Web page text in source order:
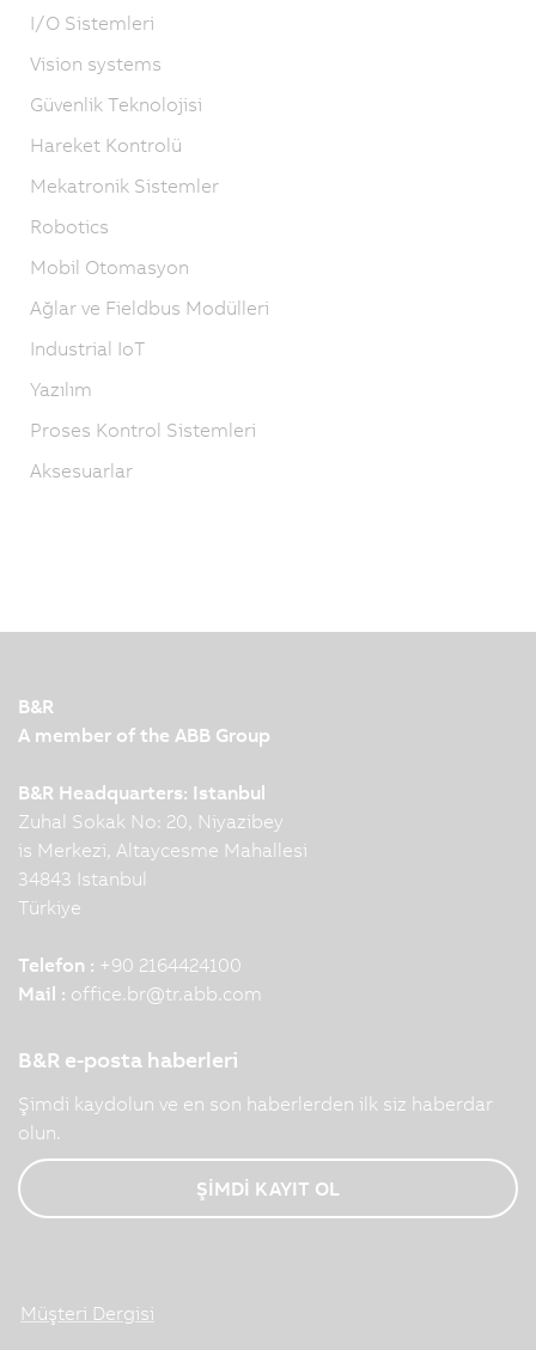
I/O Sistemleri
Vision systems
Güvenlik Teknolojisi
Hareket Kontrolü
Mekatronik Sistemler
Robotics
Mobil Otomasyon
Ağlar ve Fieldbus Modülleri
Industrial IoT
Yazılım
Proses Kontrol Sistemleri
Aksesuarlar
B&R
A member of the ABB Group
B&R Headquarters: Istanbul
Zuhal Sokak No: 20, Niyazibey
is Merkezi, Altaycesme Mahallesi
34843 Istanbul
Türkiye
Telefon : +90 2164424100
Mail : office.br@tr.abb.com
B&R e-posta haberleri
Şimdi kaydolun ve en son haberlerden ilk siz haberdar
olun.
ŞİMDİ KAYIT OL
Müşteri Dergisi